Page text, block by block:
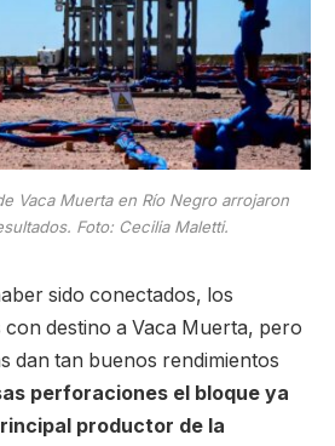
Vaca Muerta en Río Negro arrojaron
Foto: Cecilia Maletti.
sido conectados, los
destino a Vaca Muerta, pero
dan tan buenos rendimientos
perforaciones el bloque ya
productor de la